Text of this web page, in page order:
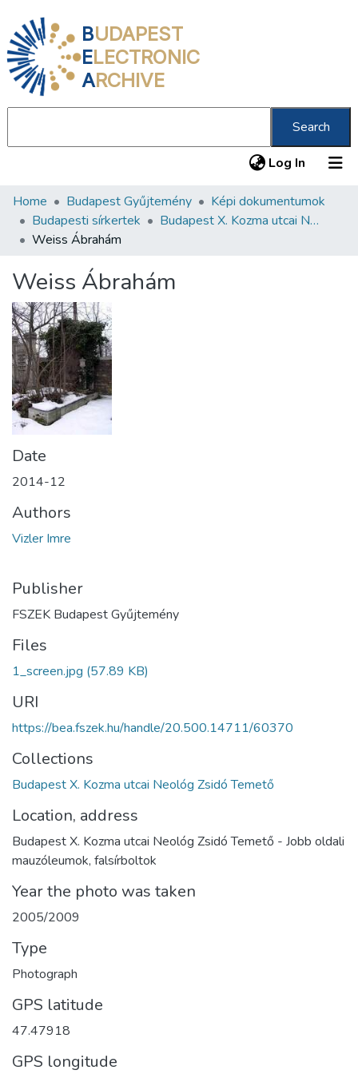
BUDAPEST
ELECTRONIC
ARCHIVE
Search
Log In (current)
Communities & Collections
All of DSpace
About us
Home Budapest Gyűjtemény
Képi dokumentumok
Budapesti sírkertek
Budapest X. Kozma utcai Neológ Zsidó Temető
Weiss Ábrahám
Weiss Ábrahám
Date
2014-12
Authors
Vizler Imre
Publisher
FSZEK Budapest Gyűjtemény
Files
1_screen.jpg (57.89 KB)
URI
https://bea.fszek.hu/handle/20.500.14711/60370
Collections
Budapest X. Kozma utcai Neológ Zsidó Temető
Location, address
Budapest X. Kozma utcai Neológ Zsidó Temető - Jobb oldali
mauzóleumok, falsírboltok
Year the photo was taken
2005/2009
Type
Photograph
GPS latitude
47.47918
GPS longitude